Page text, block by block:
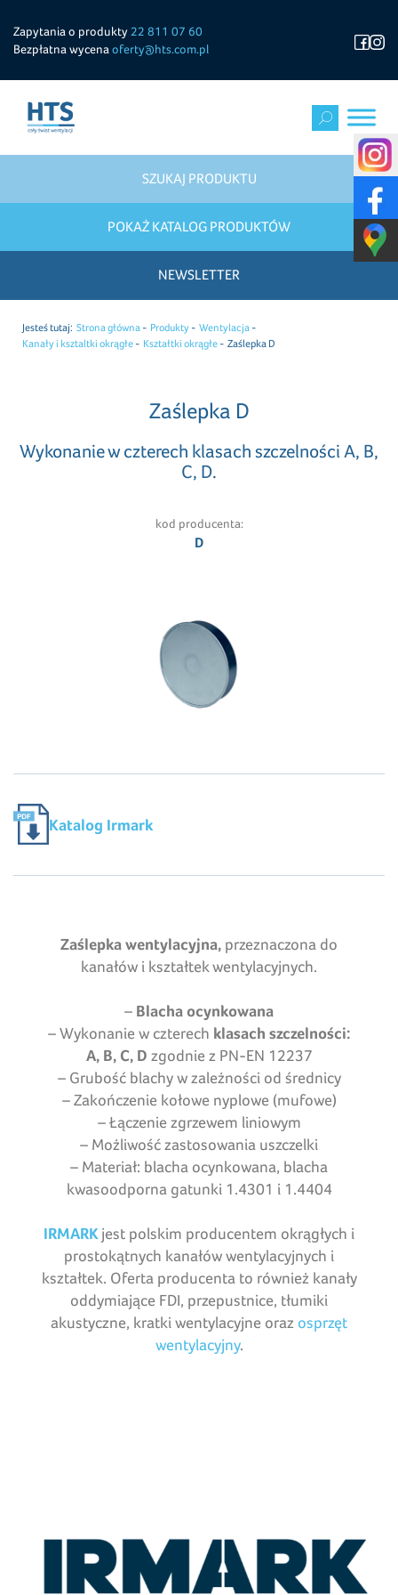
Zapytania o produkty 22 811 07 60
Bezpłatna wycena oferty@hts.com.pl
SZUKAJ PRODUKTU
POKAŻ KATALOG PRODUKTÓW
NEWSLETTER
Jesteś tutaj: Strona główna Produkty
Wentylacja
Kanały i ksztaltki okrągłe
Kształtki okrągłe Zaślepka D
Zaślepka D
Wykonanie w czterech klasach szczelności A, B,
C, D.
kod producenta:
D
Katalog Irmark
Zaślepka wentylacyjna, przeznaczona do
kanałów i kształtek wentylacyjnych.
– Blacha ocynkowana
– Wykonanie w czterech klasach szczelności:
A, B, C, D zgodnie z PN-EN 12237
– Grubość blachy w zależności od średnicy
– Zakończenie kołowe nyplowe (mufowe)
– Łączenie zgrzewem liniowym
– Możliwość zastosowania uszczelki
– Materiał: blacha ocynkowana, blacha
kwasoodporna gatunki 1.4301 i 1.4404
IRMARK jest polskim producentem okrągłych i
prostokątnych kanałów wentylacyjnych i
kształtek. Oferta producenta to również kanały
oddymiające FDI, przepustnice, tłumiki
akustyczne, kratki wentylacyjne oraz osprzęt
wentylacyjny.